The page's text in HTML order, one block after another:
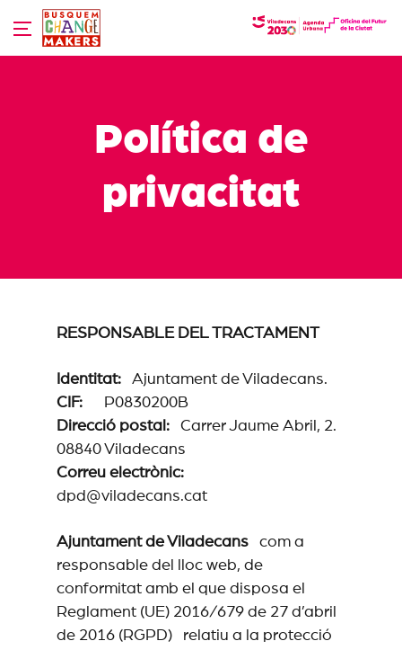
content
Política de
privacitat
RESPONSABLE DEL TRACTAMENT
Identitat: Ajuntament de Viladecans.
CIF: P0830200B
Direcció postal: Carrer Jaume Abril, 2.
08840 Viladecans
Correu electrònic:
dpd@viladecans.cat
Ajuntament de Viladecans com a
responsable del lloc web, de
conformitat amb el que disposa el
Reglament (UE) 2016/679 de 27 d’abril
de 2016 (RGPD) relatiu a la protecció